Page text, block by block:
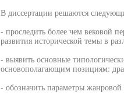
В диссертации решаются
- проследить более чем вековой
развития исторической темы в
- выявить основные
основополагающим позициям:
- обозначить параметры